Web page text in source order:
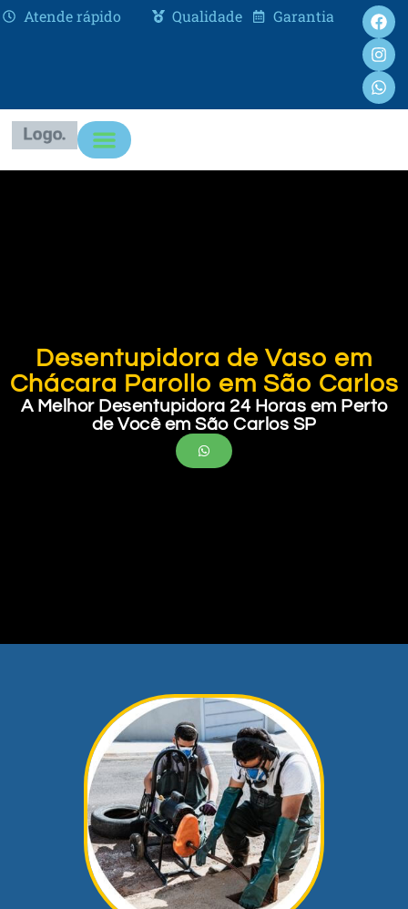
Atende rápido Qualidade Garantia
Desentupidora de Vaso em
Chácara Parollo em São Carlos
A Melhor Desentupidora 24 Horas em Perto
de Você em São Carlos SP